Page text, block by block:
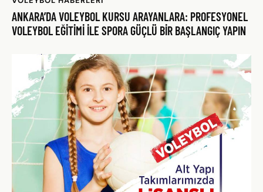
ANKARA’DA VOLEYBOL KURSU ARAYANLARA: PROFESYONEL
VOLEYBOL EĞITIMI ILE SPORA GÜÇLÜ BIR BAŞLANGIÇ YAPIN